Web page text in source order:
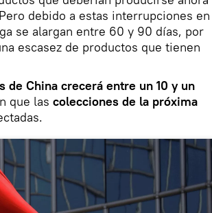
debido a estas interrupciones en
se alargan entre 60 y 90 días, por
escasez de productos que tienen
de China crecerá entre un 10 y un
que las colecciones de la próxima